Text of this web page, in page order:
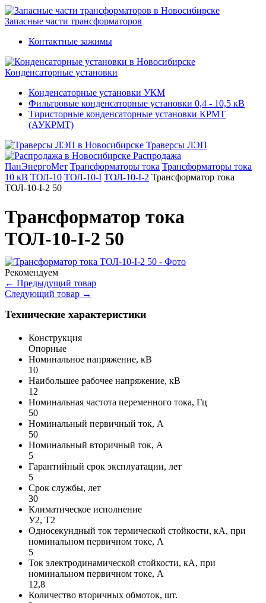
Запасные части трансформаторов
Контактные зажимы
Конденсаторные установки
Конденсаторные установки УКМ
Фильтровые конденсаторные установки 0,4 - 10,5 кВ
Тиристорные конденсаторные установки КРМТ
(АУКРМТ)
Траверсы ЛЭП
Распродажа
ПанЭнергоМет Трансформаторы тока Трансформаторы тока
10 кВ ТОЛ-10 ТОЛ-10-I ТОЛ-10-I-2 Трансформатор тока
ТОЛ-10-I-2 50
Трансформатор тока
ТОЛ-10-I-2 50
Рекомендуем
← Предыдущий товар
Следующий товар →
Технические характеристики
Конструкция
Опорные
Номинальное напряжение, кВ
10
Наибольшее рабочее напряжение, кВ
12
Номинальная частота переменного тока, Гц
50
Номинальный первичный ток, А
50
Номинальный вторичный ток, А
5
Гарантийный срок эксплуатации, лет
5
Срок службы, лет
30
Климатическое исполнение
У2, Т2
Односекундный ток термической стойкости, кА, при
номинальном первичном токе, А
5
Ток электродинамической стойкости, кА, при
номинальном первичном токе, А
12,8
Количество вторичных обмоток, шт.